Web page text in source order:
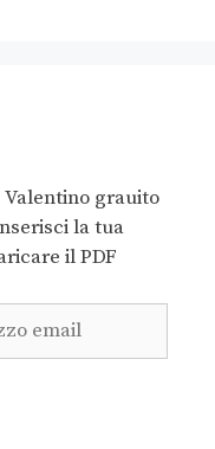
Valentino grauito
la tua
il PDF